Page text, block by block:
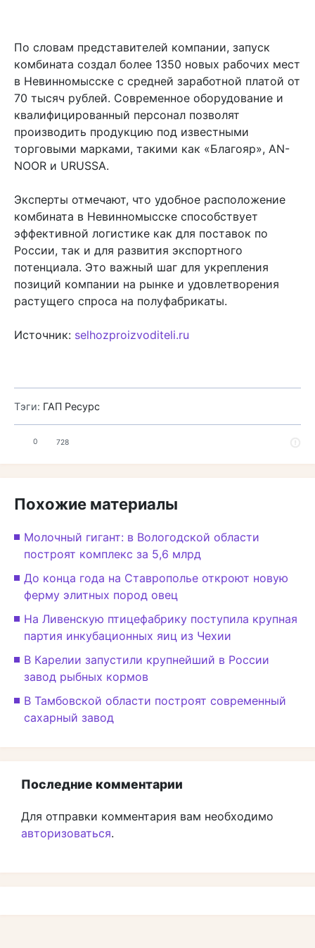
По словам представителей компании, запуск
комбината создал более 1350 новых рабочих мест
в Невинномысске с средней заработной платой от
70 тысяч рублей. Современное оборудование и
квалифицированный персонал позволят
производить продукцию под известными
торговыми марками, такими как «Благояр», AN-
NOOR и URUSSA.
Эксперты отмечают, что удобное расположение
комбината в Невинномысске способствует
эффективной логистике как для поставок по
России, так и для развития экспортного
потенциала. Это важный шаг для укрепления
позиций компании на рынке и удовлетворения
растущего спроса на полуфабрикаты.
Источник: selhozproizvoditeli.ru
Тэги: ГАП Ресурс
0 728
Похожие материалы
Молочный гигант: в Вологодской области
построят комплекс за 5,6 млрд
До конца года на Ставрополье откроют новую
ферму элитных пород овец
На Ливенскую птицефабрику поступила крупная
партия инкубационных яиц из Чехии
В Карелии запустили крупнейший в России
завод рыбных кормов
В Тамбовской области построят современный
сахарный завод
Последние комментарии
Для отправки комментария вам необходимо
авторизоваться.